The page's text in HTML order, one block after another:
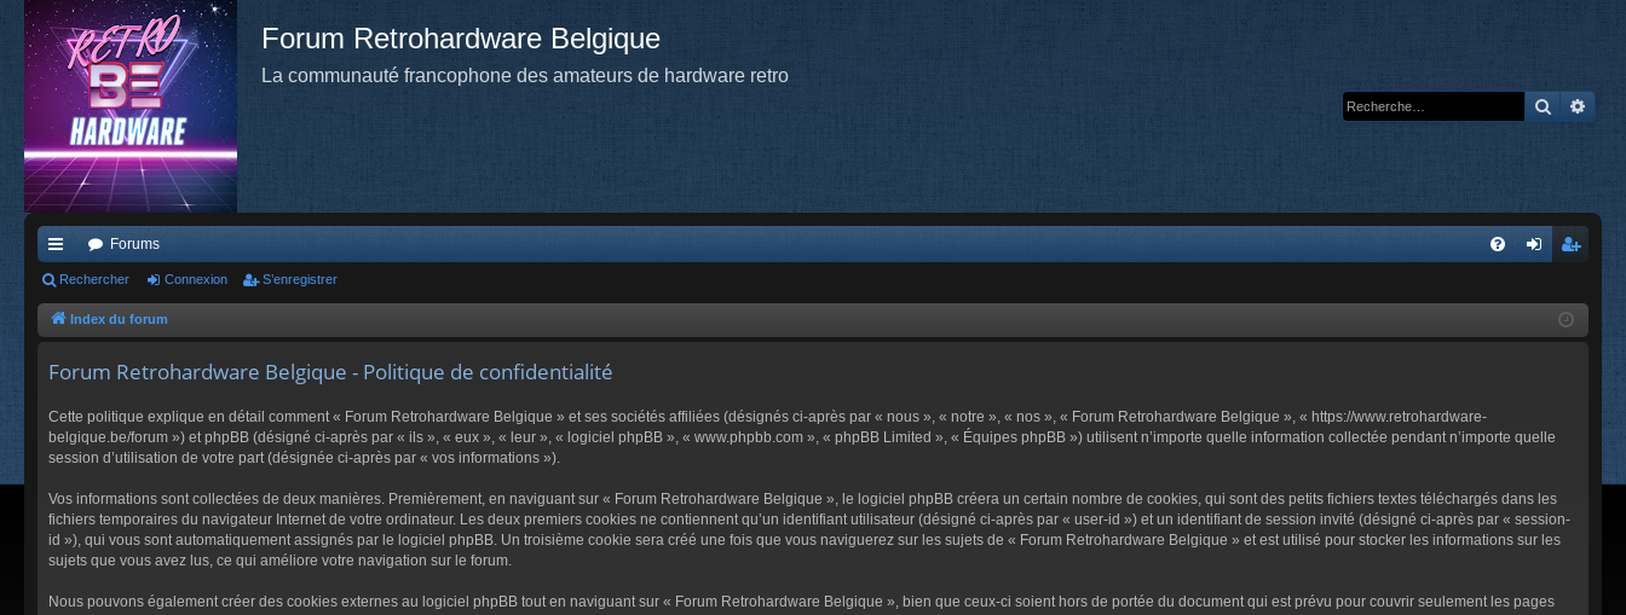
Forum Retrohardware Belgique
La communauté francophone des amateurs de hardware retro
cc
ès
de
Forums
nr
Rechercher Connexion S’enregistrer
Index du forum
Forum Retrohardware Belgique - Politique de confidentialité
Cette politique explique en détail comment « Forum Retrohardware Belgique » et ses sociétés affiliées (désignés ci-après par « nous », « notre », « nos », « Forum Retrohardware Belgique », « https://www.retrohardware-
belgique.be/forum ») et phpBB (désigné ci-après par « ils », « eux », « leur », « logiciel phpBB », « www.phpbb.com », « phpBB Limited », « Équipes phpBB ») utilisent n’importe quelle information collectée pendant n’importe quelle
session d’utilisation de votre part (désignée ci-après par « vos informations »).
Vos informations sont collectées de deux manières. Premièrement, en naviguant sur « Forum Retrohardware Belgique », le logiciel phpBB créera un certain nombre de cookies, qui sont des petits fichiers textes téléchargés dans les
fichiers temporaires du navigateur Internet de votre ordinateur. Les deux premiers cookies ne contiennent qu’un identifiant utilisateur (désigné ci-après par « user-id ») et un identifiant de session invité (désigné ci-après par « session-
id »), qui vous sont automatiquement assignés par le logiciel phpBB. Un troisième cookie sera créé une fois que vous naviguerez sur les sujets de « Forum Retrohardware Belgique » et est utilisé pour stocker les informations sur les
sujets que vous avez lus, ce qui améliore votre navigation sur le forum.
Nous pouvons également créer des cookies externes au logiciel phpBB tout en naviguant sur « Forum Retrohardware Belgique », bien que ceux-ci soient hors de portée du document qui est prévu pour couvrir seulement les pages